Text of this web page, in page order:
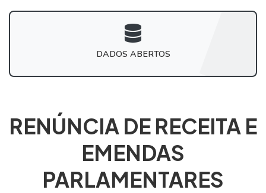
DADOS ABERTOS
RENÚNCIA DE RECEITA E
EMENDAS
PARLAMENTARES